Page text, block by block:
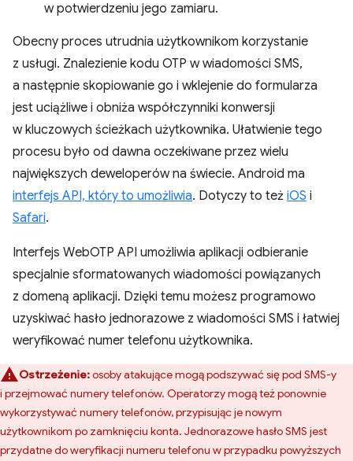
w potwierdzeniu jego zamiaru.
Obecny proces utrudnia użytkownikom korzystanie
z usługi. Znalezienie kodu OTP w wiadomości SMS,
a następnie skopiowanie go i wklejenie do formularza
jest uciążliwe i obniża współczynniki konwersji
w kluczowych ścieżkach użytkownika. Ułatwienie tego
procesu było od dawna oczekiwane przez wielu
największych deweloperów na świecie. Android ma
interfejs API, który to umożliwia. Dotyczy to też iOS i
Safari.
Interfejs WebOTP API umożliwia aplikacji odbieranie
specjalnie sformatowanych wiadomości powiązanych
z domeną aplikacji. Dzięki temu możesz programowo
uzyskiwać hasło jednorazowe z wiadomości SMS i łatwiej
weryfikować numer telefonu użytkownika.
Ostrzeżenie:osoby atakujące mogą podszywać się pod SMS-y
i przejmować numery telefonów. Operatorzy mogą też ponownie
wykorzystywać numery telefonów, przypisując je nowym
użytkownikom po zamknięciu konta. Jednorazowe hasło SMS jest
przydatne do weryfikacji numeru telefonu w przypadku powyższych